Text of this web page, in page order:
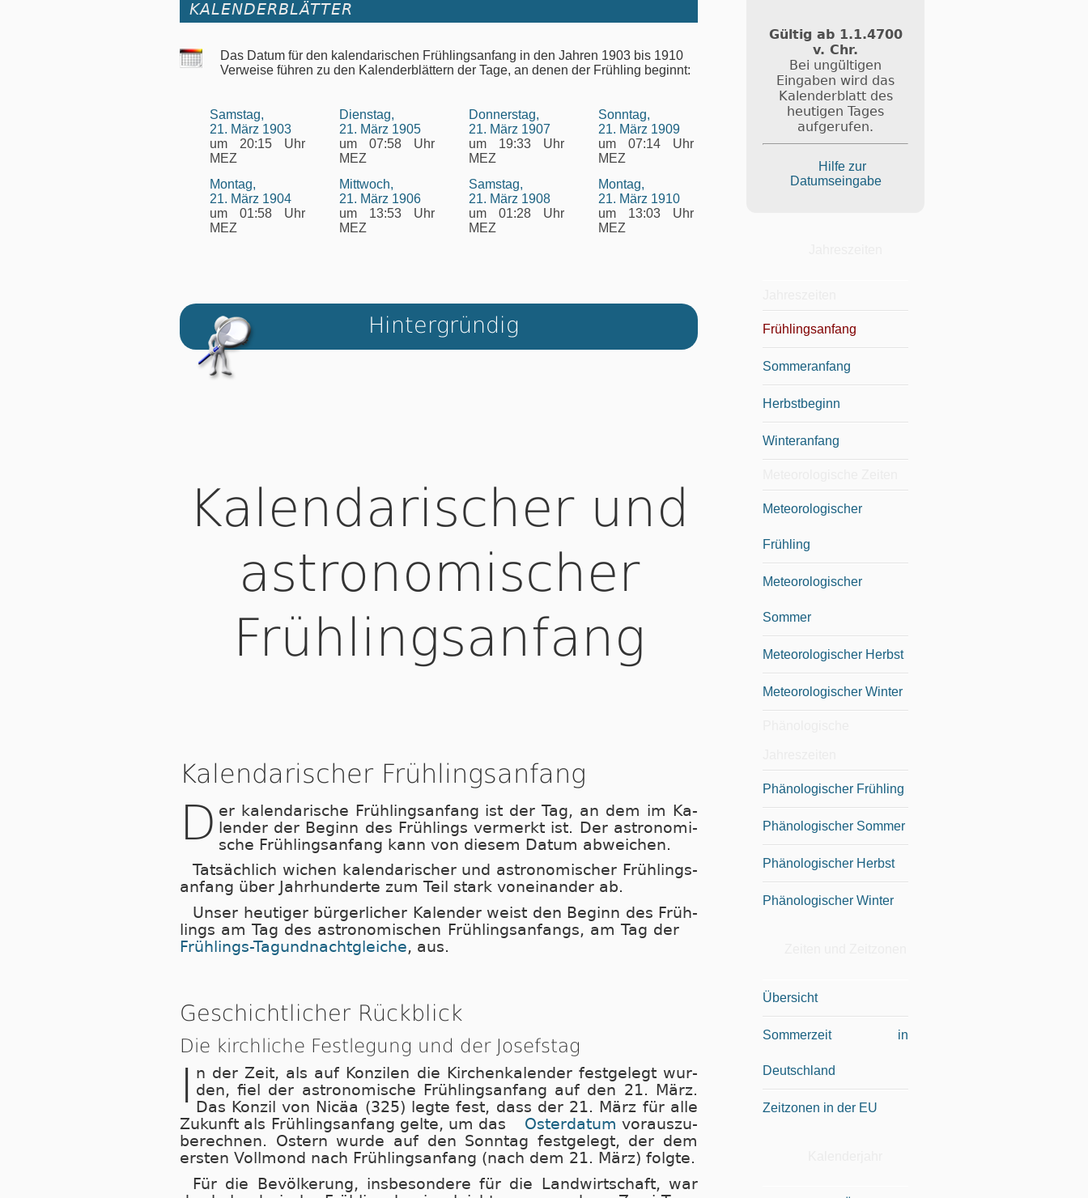
KALENDERBLÄTTER
Das Datum für den kalendarischen Frühlingsanfang in den Jahren 1903 bis 1910
Verweise führen zu den Kalenderblättern der Tage, an denen der Frühling beginnt:
Samstag,
21. März 1903
um 20:15 Uhr
MEZ
Montag,
21. März 1904
um 01:58 Uhr
MEZ
Dienstag,
21. März 1905
um 07:58 Uhr
MEZ
Mittwoch,
21. März 1906
um 13:53 Uhr
MEZ
Donnerstag,
21. März 1907
um 19:33 Uhr
MEZ
Samstag,
21. März 1908
um 01:28 Uhr
MEZ
Sonntag,
21. März 1909
um 07:14 Uhr
MEZ
Montag,
21. März 1910
um 13:03 Uhr
MEZ
Hintergründig
Kalendarischer und
astronomischer
Frühlingsanfang
Kalendarischer Frühlingsanfang
D er ka­len­da­ri­sche Früh­lings­an­fang ist der Tag, an dem im Ka­
len­der der Be­ginn des Früh­lings ver­merkt ist. Der as­tro­no­mi­
sche Früh­lings­an­fang kann von die­sem Da­tum ab­wei­chen.
Tatsächlich wichen ka­len­da­ri­scher und as­tro­no­mi­scher Früh­lings­
an­fang über Jahr­hun­der­te zum Teil stark von­ein­an­der ab.
Unser heu­ti­ger bür­ger­li­cher Ka­len­der weist den Be­ginn des Früh­
lings am Tag des as­tro­no­mi­schen Früh­lings­an­fangs, am Tag der
Früh­lings-Tag­und­nacht­glei­che, aus.
Geschichtlicher Rückblick
Die kirchliche Festlegung und der Josefstag
I n der Zeit, als auf Kon­zi­len die Kir­chen­ka­len­der fest­ge­legt wur­
den, fiel der as­tro­no­mi­sche Früh­lings­an­fang auf den 21. März.
Das Kon­zil von Ni­cäa (325) leg­te fest, dass der 21. März für al­le
Zu­kunft als Früh­lings­an­fang gel­te, um das
Os­ter­da­tum vor­aus­zu­
be­rech­nen. Os­tern wur­de auf den Sonn­tag fest­ge­legt, der dem
ers­ten Voll­mond nach Früh­lings­an­fang (nach dem 21. März) folg­te.
Für die Be­völ­ke­rung, ins­be­son­de­re für die Land­wirt­schaft, war
Gültig ab 1.1.4700
v. Chr.
Bei ungültigen
Eingaben wird das
Kalenderblatt des
heutigen Tages
aufgerufen.
Hilfe zur
Datumseingabe
Frühlingsanfang
Sommeranfang
Herbstbeginn
Winteranfang
Meteorologischer
Frühling
Meteorologischer
Sommer
Meteorologischer Herbst
Meteorologischer Winter
Phänologischer Frühling
Phänologischer Sommer
Phänologischer Herbst
Phänologischer Winter
Übersicht
Sommerzeit in
Deutschland
Zeitzonen in der EU